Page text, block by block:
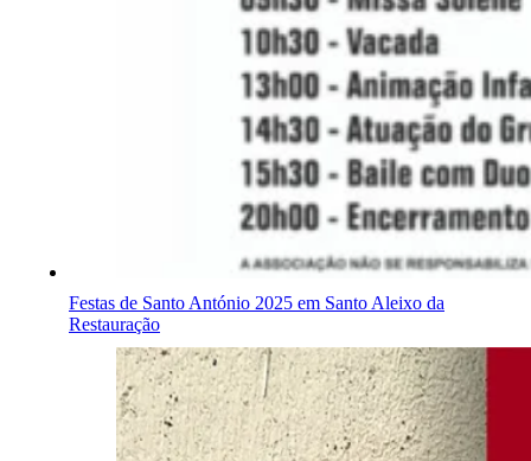
Festas de Santo António 2025 em Santo Aleixo da
Restauração